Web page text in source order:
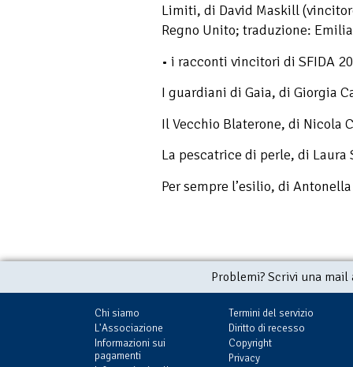
Limiti, di David Maskill
Regno Unito; traduzione:
• i racconti vincitori di SFIDA
I guardiani di Gaia, di Giorgia
Il Vecchio Blaterone, di Nicola
La pescatrice di perle, di Laura
Per sempre l’esilio, di
Problemi? Scrivi una
Chi siamo
L'Associazione
Informazioni sui
pagamenti
Termini del servizio
Diritto di recesso
Copyright
Privacy